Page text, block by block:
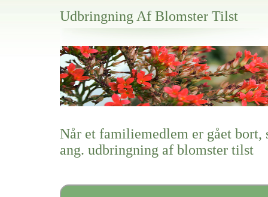
Udbringning Af Blomster Tilst
Her hos os får du altid en god afslutning når det gælder
Udbringning Af Blomster Tilst
vi hjælper i alle faser af begravelsel
Når et familiemedlem er gået bort,
ang. udbringning af blomster tilst